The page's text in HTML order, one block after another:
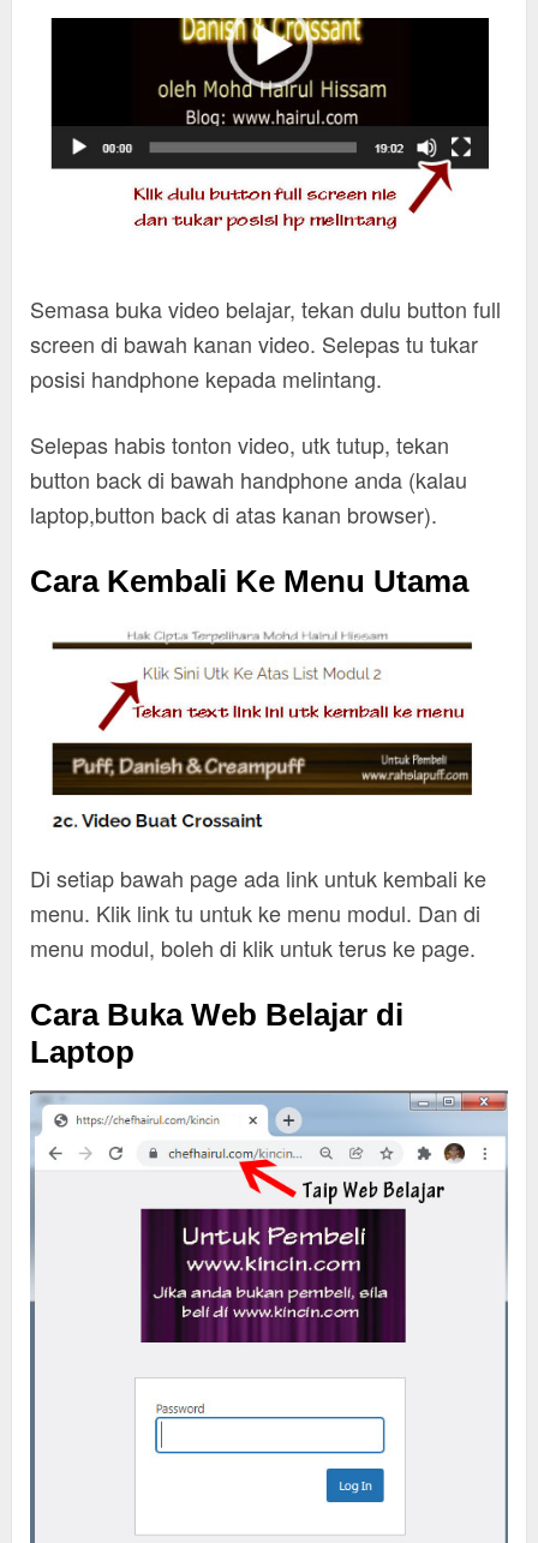
Semasa buka video belajar, tekan dulu button full
screen di bawah kanan video. Selepas tu tukar
posisi handphone kepada melintang.
Selepas habis tonton video, utk tutup, tekan
button back di bawah handphone anda (kalau
laptop,button back di atas kanan browser).
Cara Kembali Ke Menu Utama
Di setiap bawah page ada link untuk kembali ke
menu. Klik link tu untuk ke menu modul. Dan di
menu modul, boleh di klik untuk terus ke page.
Cara Buka Web Belajar di
Laptop